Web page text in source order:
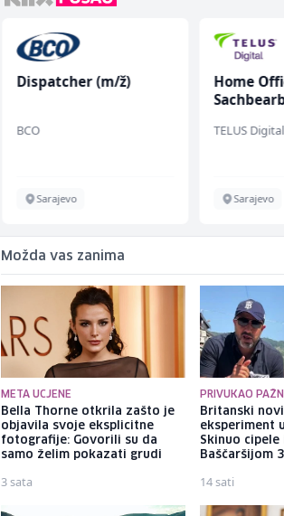
Dispatcher (m/ž)
BCO
Sarajevo
Home
TELUS Digital
Sarajevo
Možda vas zanima
META UCJENE
Bella Thorne otkrila zašto je
objavila svoje eksplicitne
fotografije: Govorili su da
samo želim pokazati grudi
3 sata
PRIVUKAO
Britanski
eksperiment
Skinuo cipele
Baščaršijom
14 sati